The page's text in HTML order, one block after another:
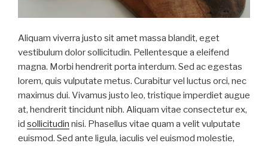
Aliquam viverra justo sit amet massa blandit, eget
vestibulum dolor sollicitudin. Pellentesque a eleifend
magna. Morbi hendrerit porta interdum. Sed ac egestas
lorem, quis vulputate metus. Curabitur vel luctus orci, nec
maximus dui. Vivamus justo leo, tristique imperdiet augue
at, hendrerit tincidunt nibh. Aliquam vitae consectetur ex,
id sollicitudin nisi. Phasellus vitae quam a velit vulputate
euismod. Sed ante ligula, iaculis vel euismod molestie,